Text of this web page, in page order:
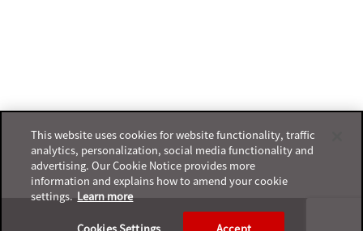
Footer
This website uses cookies for website functionality, traffic
analytics, personalization, social media functionality and
advertising. Our Cookie Notice provides more
information and explains how to amend your cookie
settings. Learn more